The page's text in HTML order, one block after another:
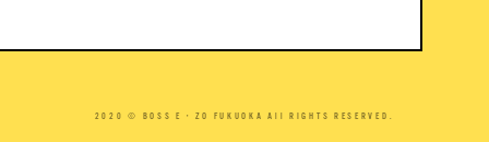
2020 © BOSS E・ZO FUKUOKA All RIGHTS RESERVED.